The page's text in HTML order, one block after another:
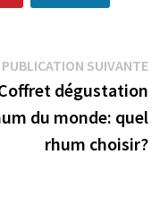
:
PUBLICATION SUIVANTE
dégustation
du monde: quel
rhum choisir?